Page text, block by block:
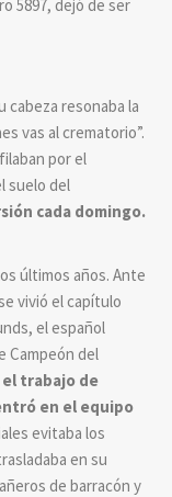
5897, dejó de ser
cabeza resonaba la
vas al crematorio”.
por el
suelo del
cada domingo.
últimos años. Ante
vivió el capítulo
el español
Campeón del
trabajo de
en el equipo
evitaba los
en su
de barracón y